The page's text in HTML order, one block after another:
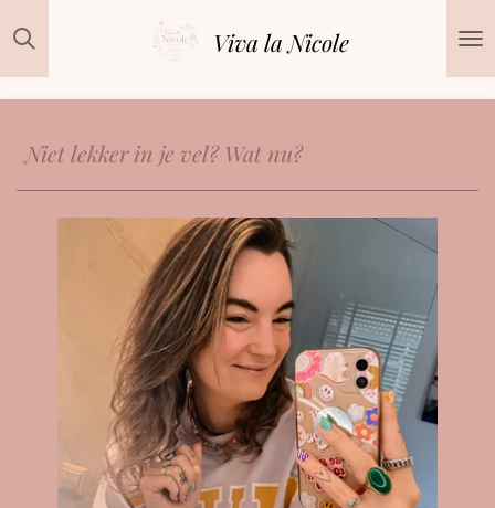
Ga
direct
hoofdinhoud
Viva la Nicole
Niet lekker in je vel? Wat nu?